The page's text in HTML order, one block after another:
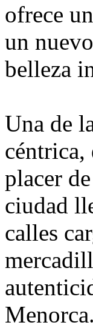
ofrece
un
belleza
Una de
céntrica,
placer
ciudad
calles
Menorca.